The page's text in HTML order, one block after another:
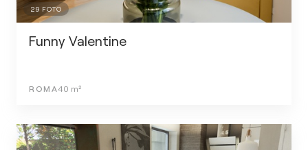
29 FOTO
Funny Valentine
ROMA40 m²